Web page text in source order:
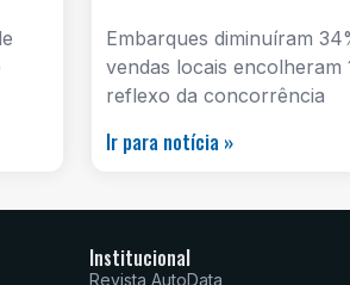
Embarques diminuíram
vendas locais encolheram
reflexo da concorrência
Ir para notícia »
Institucional
Revista AutoData